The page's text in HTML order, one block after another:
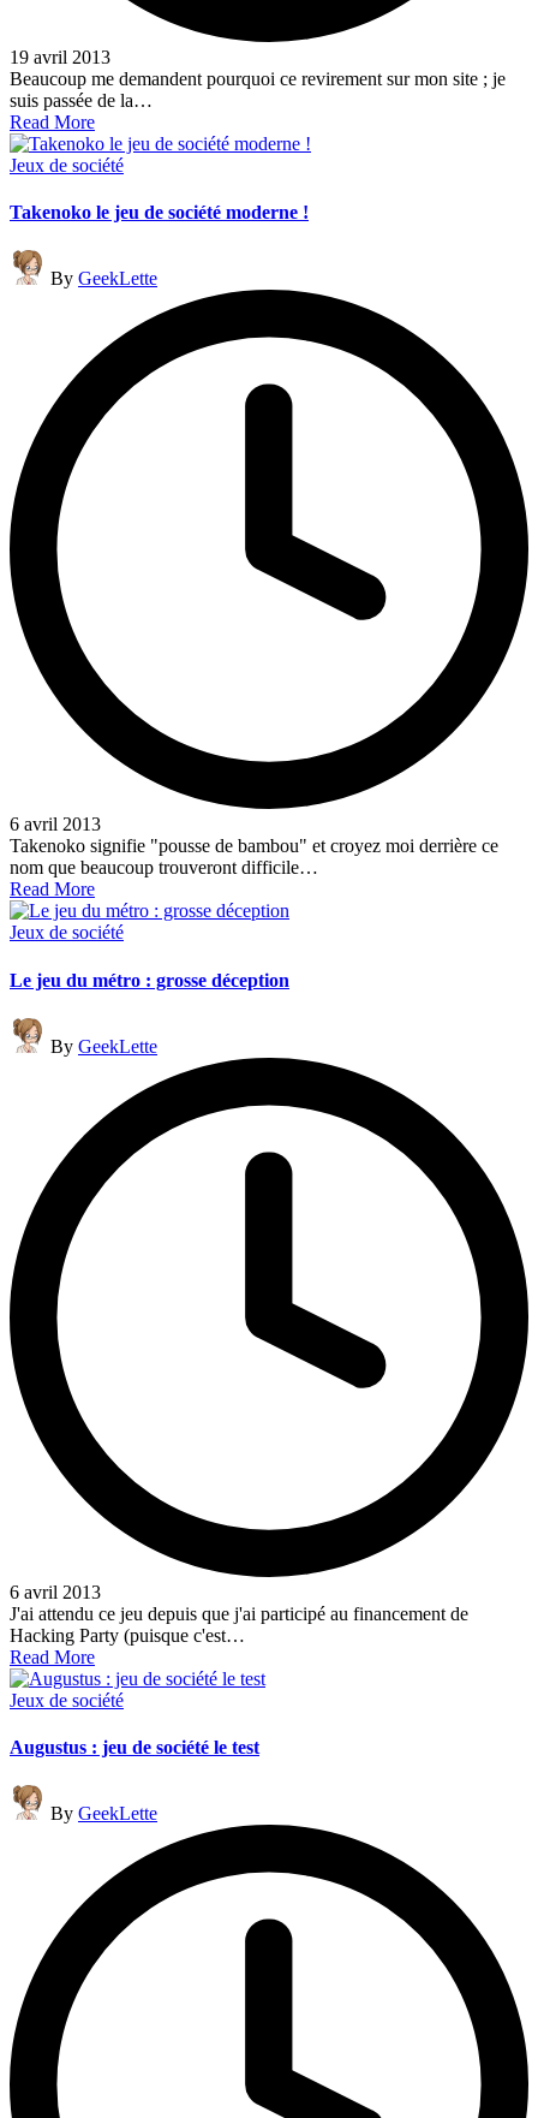
19 avril 2013
Beaucoup me demandent pourquoi ce revirement sur mon site ; je
suis passée de la…
Read More
Posted
Jeux de société
Takenoko le jeu de société moderne !
Posted
by
By GeekLette
6 avril 2013
Takenoko signifie "pousse de bambou" et croyez moi derrière ce
nom que beaucoup trouveront difficile…
Read More
Posted
Jeux de société
Le jeu du métro : grosse déception
Posted
by
By GeekLette
6 avril 2013
J'ai attendu ce jeu depuis que j'ai participé au financement de
Hacking Party (puisque c'est…
Read More
Posted
Jeux de société
Augustus : jeu de société le test
Posted
by
By GeekLette